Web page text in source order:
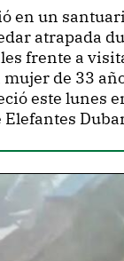
en un
atrapada
frente a
de 33
este lunes